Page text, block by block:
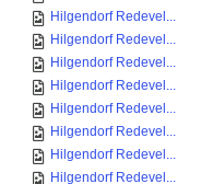
Hilgendorf Redevel...
Hilgendorf Redevel...
Hilgendorf Redevel...
Hilgendorf Redevel...
Hilgendorf Redevel...
Hilgendorf Redevel...
Hilgendorf Redevel...
Hilgendorf Redevel...